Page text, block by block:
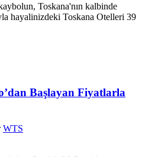
Toskana'nın kalbinde
hayalinizdeki Toskana Otelleri 39
Başlayan Fiyatlarla
WTS